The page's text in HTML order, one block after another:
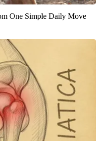
One Simple Daily Move